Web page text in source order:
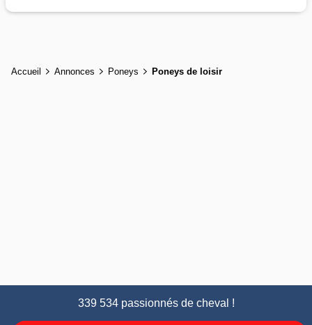
Accueil Annonces Poneys Poneys de loisir
339 534 passionnés de cheval !